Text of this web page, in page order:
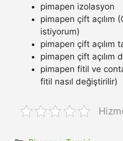
pimapen izolasyon
pimapen çift açılım
istiyorum)
pimapen çift açılım
pimapen çift açılım
pimapen fitil ve
fitil nasıl değiştirilir)